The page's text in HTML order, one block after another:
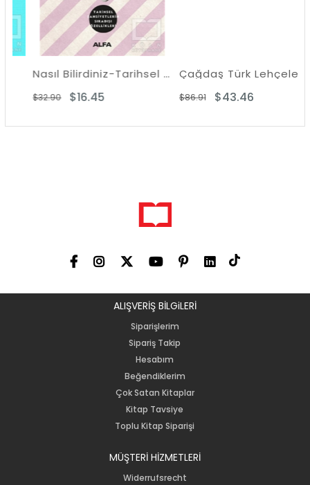
Nasıl Bilirdiniz-Tarihsel Şahsiyetlerin Sıradışı Özellikleri
$16.45
$32.90
Çağdaş Türk Lehçeleri
$43.46
$86.91
ALIŞVERİŞ BİLGiLERİ
Siparişlerim
Sipariş Takip
Hesabım
Beğendiklerim
Çok Satan Kitaplar
Kitap Tavsiye
Toplu Kitap Siparişi
MÜŞTERİ HİZMETLERİ
Widerrufsrecht